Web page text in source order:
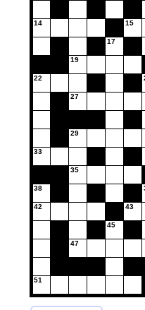
14
22
33
38
42
51
19
27
29
35
47
17
45
15
43